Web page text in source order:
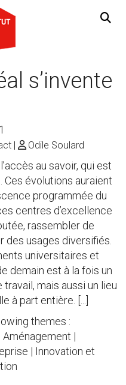
s’invente
Odile Soulard
au savoir, qui est
Ces évolutions auraient
programmée du
centres d’excellence
rassembler de
des usages diversifiés.
universitaires et
demain est à la fois un
travail, mais aussi un lieu
à part entière. [...]
themes :
|
| Innovation et